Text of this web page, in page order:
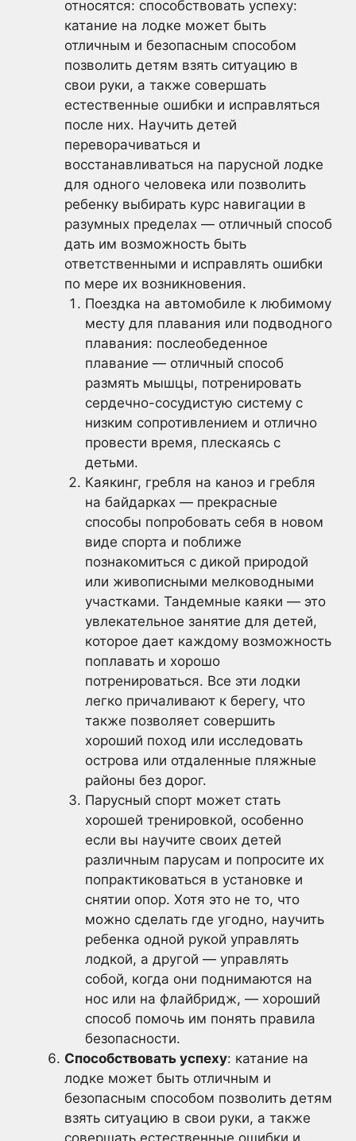
относятся: способствовать успеху:
катание на лодке может быть
отличным и безопасным способом
позволить детям взять ситуацию в
свои руки, а также совершать
естественные ошибки и исправляться
после них. Научить детей
переворачиваться и
восстанавливаться на парусной лодке
для одного человека или позволить
ребенку выбирать курс навигации в
разумных пределах — отличный способ
дать им возможность быть
ответственными и исправлять ошибки
по мере их возникновения.
Поездка на автомобиле к любимому
месту для плавания или подводного
плавания: послеобеденное
плавание — отличный способ
размять мышцы, потренировать
сердечно-сосудистую систему с
низким сопротивлением и отлично
провести время, плескаясь с
детьми.
Каякинг, гребля на каноэ и гребля
на байдарках — прекрасные
способы попробовать себя в новом
виде спорта и поближе
познакомиться с дикой природой
или живописными мелководными
участками. Тандемные каяки — это
увлекательное занятие для детей,
которое дает каждому возможность
поплавать и хорошо
потренироваться. Все эти лодки
легко причаливают к берегу, что
также позволяет совершить
хороший поход или исследовать
острова или отдаленные пляжные
районы без дорог.
Парусный спорт может стать
хорошей тренировкой, особенно
если вы научите своих детей
различным парусам и попросите их
попрактиковаться в установке и
снятии опор. Хотя это не то, что
можно сделать где угодно, научить
ребенка одной рукой управлять
лодкой, а другой — управлять
собой, когда они поднимаются на
нос или на флайбридж, — хороший
способ помочь им понять правила
безопасности.
Способствовать успеху: катание на
лодке может быть отличным и
безопасным способом позволить детям
взять ситуацию в свои руки, а также
совершать естественные ошибки и